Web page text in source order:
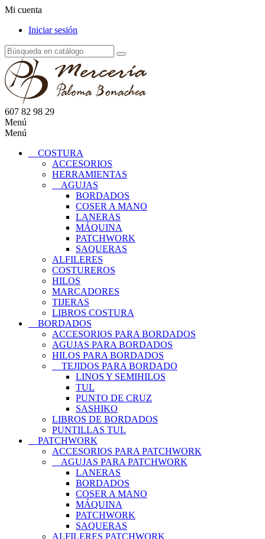
Mi cuenta
Iniciar sesión
607 82 98 29
Menú
Menú
COSTURA
ACCESORIOS
HERRAMIENTAS
AGUJAS
BORDADOS
COSER A MANO
LANERAS
MÁQUINA
PATCHWORK
SAQUERAS
ALFILERES
COSTUREROS
HILOS
MARCADORES
TIJERAS
LIBROS COSTURA
BORDADOS
ACCESORIOS PARA BORDADOS
AGUJAS PARA BORDADOS
HILOS PARA BORDADOS
TEJIDOS PARA BORDADO
LINOS Y SEMIHILOS
TUL
PUNTO DE CRUZ
SASHIKO
LIBROS DE BORDADOS
PUNTILLAS TUL
PATCHWORK
ACCESORIOS PARA PATCHWORK
AGUJAS PARA PATCHWORK
LANERAS
BORDADOS
COSER A MANO
MÁQUINA
PATCHWORK
SAQUERAS
ALFILERES PATCHWORK